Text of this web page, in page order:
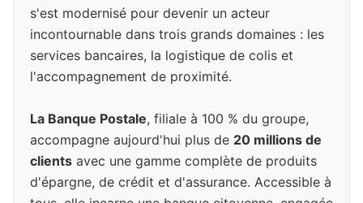
s'est modernisé pour devenir un acteur
incontournable dans trois grands domaines : les
services bancaires, la logistique de colis et
l'accompagnement de proximité.
La Banque Postale, filiale à 100 % du groupe,
accompagne aujourd'hui plus de 20 millions de
clients avec une gamme complète de produits
d'épargne, de crédit et d'assurance. Accessible à